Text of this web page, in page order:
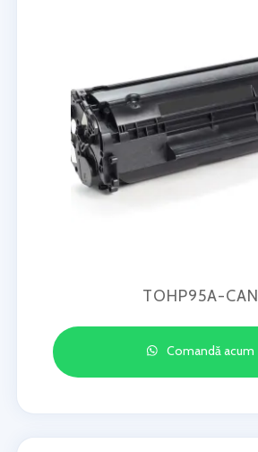
TOHP95A-CAN
Comandă acum